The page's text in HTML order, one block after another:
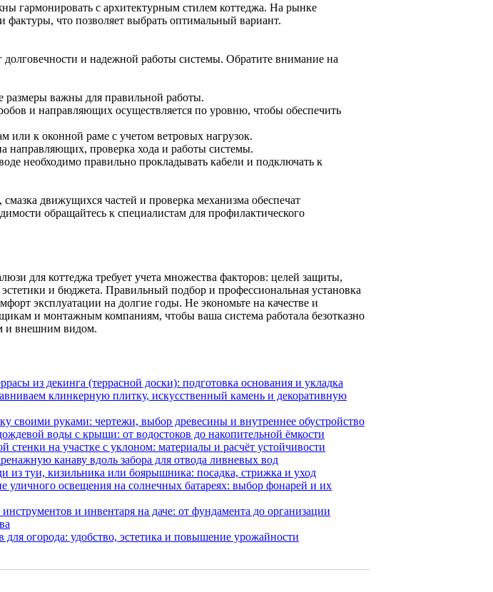
гармонировать с архитектурным стилем коттеджа. На рынке
фактуры, что позволяет выбрать оптимальный вариант.
и надежной работы системы. Обратите внимание на
важны для правильной работы.
и направляющих осуществляется по уровню, чтобы обеспечить
или к оконной раме с учетом ветровых нагрузок.
направляющих, проверка хода и работы системы.
необходимо правильно прокладывать кабели и подключать к
движущихся частей и проверка механизма обеспечат
обращайтесь к специалистам для профилактического
для коттеджа требует учета множества факторов: целей защиты,
и бюджета. Правильный подбор и профессиональная установка
эксплуатации на долгие годы. Не экономьте на качестве и
и монтажным компаниям, чтобы ваша система работала безотказно
и внешним видом.
из декинга (террасной доски): подготовка основания и укладка
клинкерную плитку, искусственный камень и декоративную
своими руками: чертежи, выбор древесины и внутреннее обустройство
воды с крыши: от водостоков до накопительной ёмкости
стенки на участке с уклоном: материалы и расчёт устойчивости
канаву вдоль забора для отвода ливневых вод
из туи, кизильника или боярышника: посадка, стрижка и уход
уличного освещения на солнечных батареях: выбор фонарей и их
и инвентаря на даче: от фундамента до организации
для огорода: удобство, эстетика и повышение урожайности